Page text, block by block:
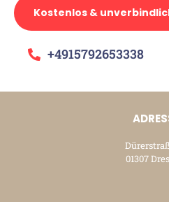
Kostenlos &
+4915792653338
01307